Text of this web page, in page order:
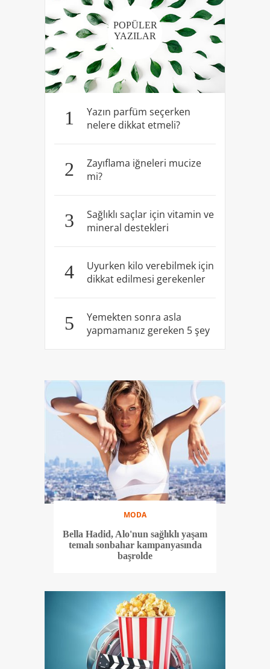
POPÜLER
YAZILAR
1
Yazın parfüm seçerken
nelere dikkat etmeli?
2
Zayıflama iğneleri mucize
mi?
3
Sağlıklı saçlar için vitamin ve
mineral destekleri
4
Uyurken kilo verebilmek için
dikkat edilmesi gerekenler
5
Yemekten sonra asla
yapmamanız gereken 5 şey
MODA
Bella Hadid, Alo'nun sağlıklı yaşam
temalı sonbahar kampanyasında
başrolde